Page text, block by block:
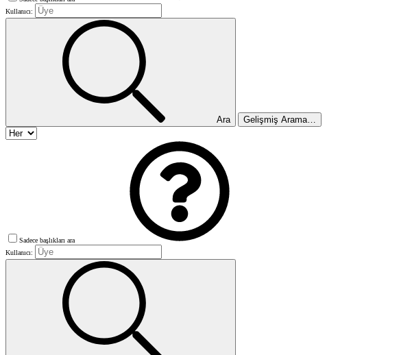
Kullanıcı:
Ara Gelişmiş Arama…
Sadece başlıkları ara
Kullanıcı: